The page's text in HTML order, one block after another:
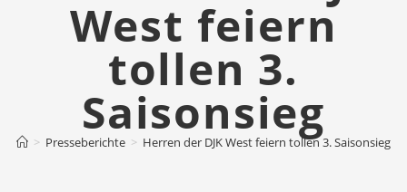
West feiern
tollen 3.
Saisonsieg
> Presseberichte > Herren der DJK West feiern tollen 3. Saisonsieg